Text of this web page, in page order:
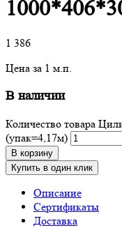
1 386
Цена за 1 м.п.
В наличии
Количество товара
(упак=4,17м)
В корзину
Купить в один клик
Описание
Сертификаты
Доставка